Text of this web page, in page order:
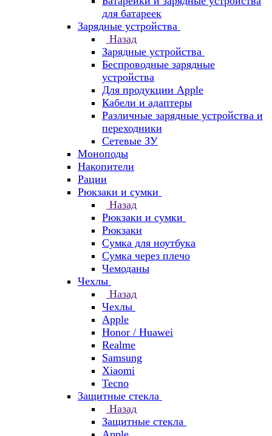
для батареек
Зарядные устройства
Назад
Зарядные устройства
Беспроводные зарядные
устройства
Для продукции Apple
Кабели и адаптеры
Различные зарядные устройства и
переходники
Сетевые ЗУ
Моноподы
Накопители
Рации
Рюкзаки и сумки
Назад
Рюкзаки и сумки
Рюкзаки
Сумка для ноутбука
Сумка через плечо
Чемоданы
Чехлы
Назад
Чехлы
Apple
Honor / Huawei
Realme
Samsung
Xiaomi
Tecno
Защитные стекла
Назад
Защитные стекла